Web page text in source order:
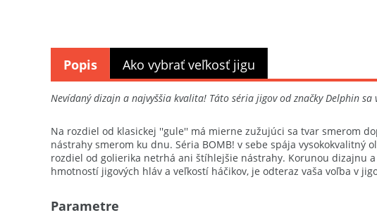
Nevídaný dizajn a najvyššia kvalita! Táto séria jigov od značky Delphin
Na rozdiel od klasickej ''gule'' má mierne zužujúci sa tvar smerom
nástrahy smerom ku dnu. Séria BOMB! v sebe spája
rozdiel od golierika netrhá ani štíhlejšie nástrahy. Korunou dizajnu
hmotností jigových hláv a veľkostí háčikov, je odteraz vaša voľba v
Parametre
Popis Ako vybrať veľkosť jigu